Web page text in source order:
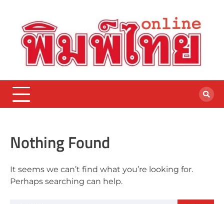
content
Nothing Found
It seems we can’t find what you’re looking for.
Perhaps searching can help.